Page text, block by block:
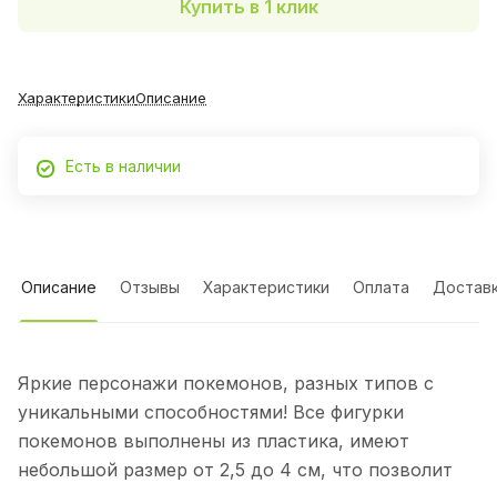
Купить в 1 клик
ХарактеристикиОписание
Есть в наличии
Описание Отзывы Характеристики Оплата
Яркие персонажи покемонов, разных типов с
уникальными способностями! Все фигурки
покемонов выполнены из пластика, имеют
небольшой размер от 2,5 до 4 см, что позволит